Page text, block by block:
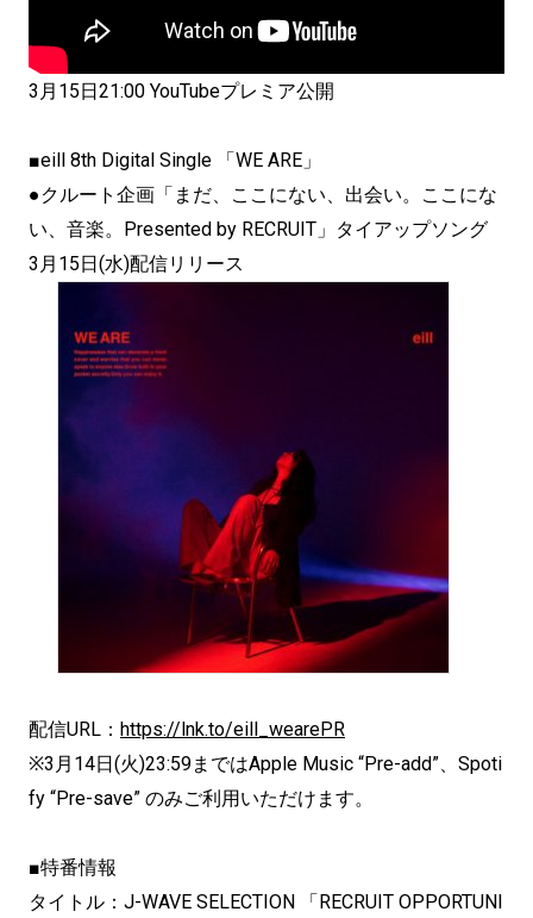
3月15日21:00 YouTubeプレミア公開
■eill 8th Digital Single 「WE ARE」
●クルート企画「まだ、ここにない、出会い。ここにな
い、音楽。Presented by RECRUIT」タイアップソング
3月15日(水)配信リリース
配信URL： https://lnk.to/eill_wearePR
※3月14日(火)23:59まではApple Music “Pre-add”、Spoti
fy “Pre-save” のみご利用いただけます。
■特番情報
タイトル：J-WAVE SELECTION 「RECRUIT OPPORTUNI